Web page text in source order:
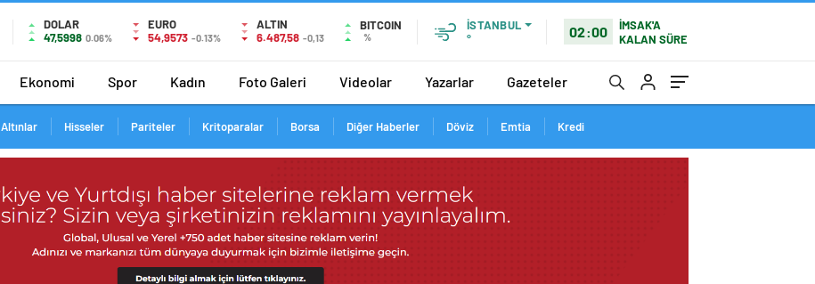
DOLAR
47,5998 0.06%
EURO
54,9573 -0.13%
ALTIN
6.487,58 -0,13
BITCOIN
%
İSTANBUL
°
02:00
İMSAK'A
KALAN SÜRE
Ekonomi Spor Kadın Foto Galeri Videolar Yazarlar Gazeteler
Altınlar Hisseler Pariteler Kritoparalar Borsa Diğer Haberler Döviz Emtia Kredi